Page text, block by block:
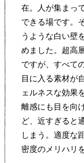
在。人が集まっ
できる場です。
うような白い壁
めました。超高
ですが、すべて
目に入る素材が
ェルネスな効果
離感にも目を向
ど、近すぎると
しまう。適度な
密度のメリハリ